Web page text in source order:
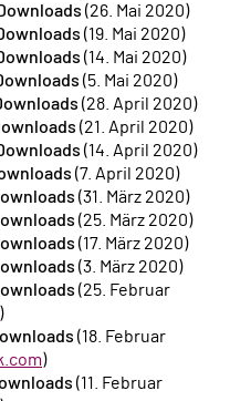
(26. Mai 2020)
(19. Mai 2020)
(14. Mai 2020)
(5. Mai 2020)
(28. April 2020)
(21. April 2020)
(14. April 2020)
(7. April 2020)
(31. März 2020)
(25. März 2020)
(17. März 2020)
(3. März 2020)
(25. Februar
)
(18. Februar
)
(11. Februar